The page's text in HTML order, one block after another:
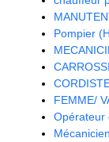
Pompier
FEMME/
Opérateur